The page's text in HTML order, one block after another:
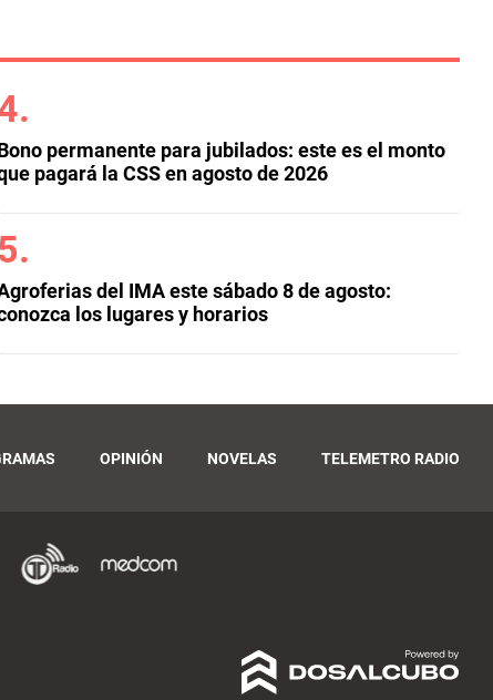
permanente para jubilados: este es el monto
pagará la CSS en agosto de 2026
del IMA este sábado 8 de agosto:
los lugares y horarios
OPINIÓN NOVELAS TELEMETRO RADIO